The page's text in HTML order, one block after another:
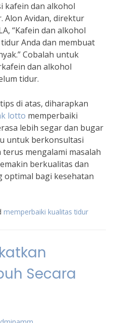
kafein dan alkohol
Alon Avidan, direktur
“Kafein dan alkohol
Anda dan membuat
Cobalah untuk
dan alkohol
tidur.
di atas, diharapkan
lotto memperbaiki
lebih segar dan bugar
untuk berkonsultasi
mengalami masalah
berkualitas dan
optimal bagi kesehatan
memperbaiki kualitas tidur
Secara